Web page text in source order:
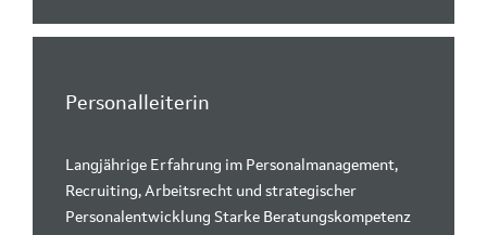
Personalleiterin
Langjährige Erfahrung im Personalmanagement,
Recruiting, Arbeitsrecht und strategischer
Personalentwicklung Starke Beratungskompetenz